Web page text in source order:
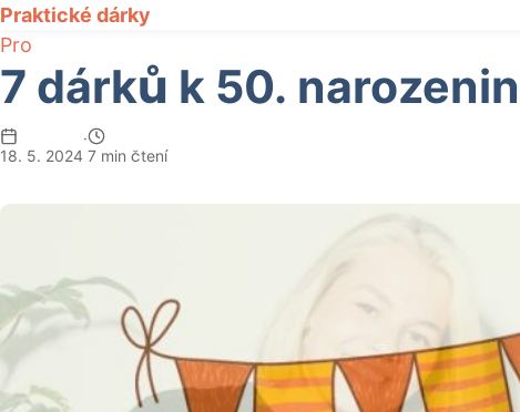
Praktické dárky
Pro
7 dárků k 50.
18. 5. 2024
·
7 min čtení